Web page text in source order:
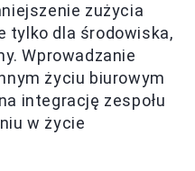
zużycia
tylko dla środowiska,
Wprowadzanie
życiu biurowym
integrację zespołu
w życie